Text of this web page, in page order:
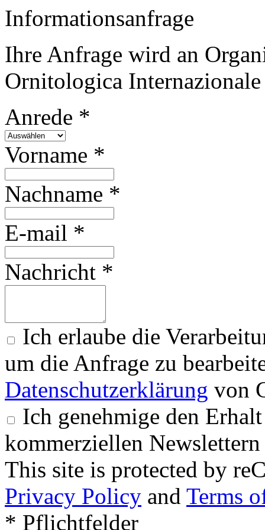
Informationsanfrage
Ihre Anfrage wird an
Ornitologica Internazionale
Anrede *
Vorname *
Nachname *
E-mail *
Nachricht *
Ich erlaube die
um die Anfrage zu
Datenschutzerklärung von
Ich genehmige den
kommerziellen
This site is protected by
Privacy Policy and Terms
* Pflichtfelder